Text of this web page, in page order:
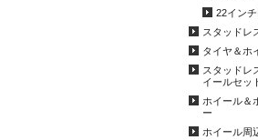
22イン
スタッドレ
タイヤ＆ホ
スタッドレ
イールセッ
ホイール＆
ー
ホイール周